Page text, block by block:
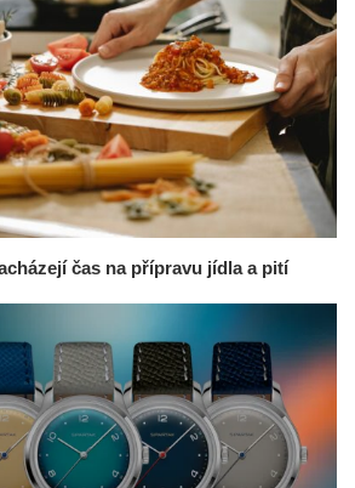
čas na přípravu jídla a pití